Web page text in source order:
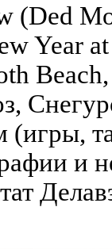
(Ded
Year
(игры,
и